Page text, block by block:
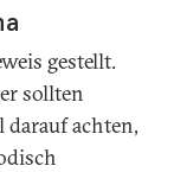
gestellt.
sollten
achten,